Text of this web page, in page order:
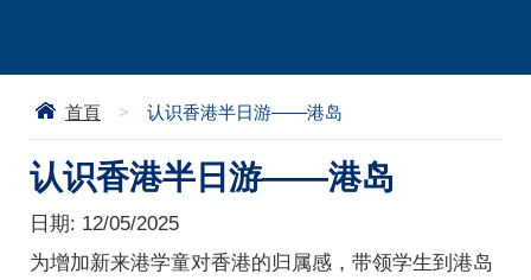
首頁 > 认识香港半日游——港岛
认识香港半日游——港岛
日期: 12/05/2025
为增加新来港学童对香港的归属感，带领学生到港岛